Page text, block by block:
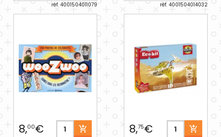
réf. 4001504011079 réf. 4001504014032
8,00€ 8,75€